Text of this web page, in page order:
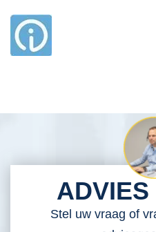
ADVIES
Stel uw vraag of